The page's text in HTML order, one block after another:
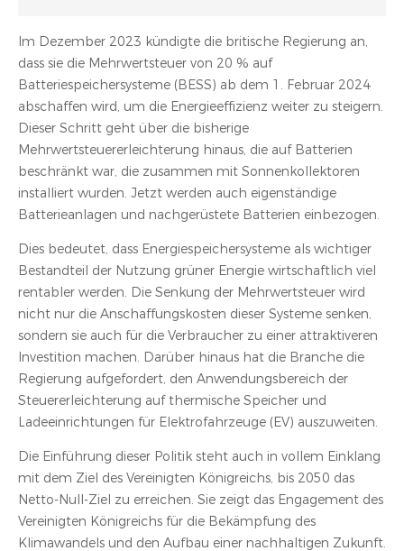
Im Dezember 2023 kündigte die britische Regierung an,
dass sie die Mehrwertsteuer von 20 % auf
Batteriespeichersysteme (BESS) ab dem 1. Februar 2024
abschaffen wird, um die Energieeffizienz weiter zu steigern.
Dieser Schritt geht über die bisherige
Mehrwertsteuererleichterung hinaus, die auf Batterien
beschränkt war, die zusammen mit Sonnenkollektoren
installiert wurden. Jetzt werden auch eigenständige
Batterieanlagen und nachgerüstete Batterien einbezogen.
Dies bedeutet, dass Energiespeichersysteme als wichtiger
Bestandteil der Nutzung grüner Energie wirtschaftlich viel
rentabler werden. Die Senkung der Mehrwertsteuer wird
nicht nur die Anschaffungskosten dieser Systeme senken,
sondern sie auch für die Verbraucher zu einer attraktiveren
Investition machen. Darüber hinaus hat die Branche die
Regierung aufgefordert, den Anwendungsbereich der
Steuererleichterung auf thermische Speicher und
Ladeeinrichtungen für Elektrofahrzeuge (EV) auszuweiten.
Die Einführung dieser Politik steht auch in vollem Einklang
mit dem Ziel des Vereinigten Königreichs, bis 2050 das
Netto-Null-Ziel zu erreichen. Sie zeigt das Engagement des
Vereinigten Königreichs für die Bekämpfung des
Klimawandels und den Aufbau einer nachhaltigen Zukunft.